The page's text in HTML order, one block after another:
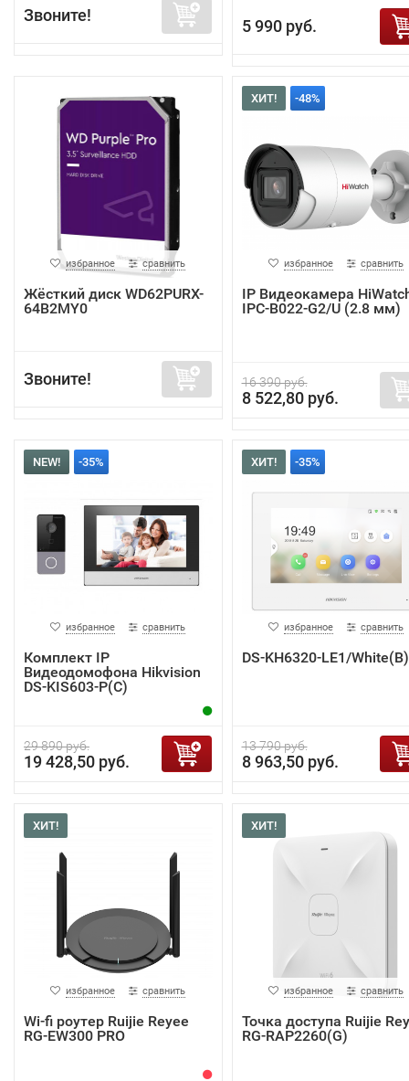
Звоните!
5 990 руб.
избранное сравнить
Жёсткий диск WD62PURX-
64B2MY0
Звоните!
ХИТ! -48%
избранное сравнить
IP Видеокамера
IPC-B022-G2/U (2.8 мм)
16 390 руб.
8 522,80 руб.
NEW! -35%
избранное сравнить
Комплект IP
Видеодомофона Hikvision
DS-KIS603-P(C)
29 890 руб.
19 428,50 руб.
ХИТ! -35%
избранное сравнить
DS-KH6320-LE1/White(B)
13 790 руб.
8 963,50 руб.
ХИТ!
избранное сравнить
Wi-fi роутер Ruijie Reyee
RG-EW300 PRO
ХИТ!
избранное сравнить
Точка доступа Ruijie
RG-RAP2260(G)